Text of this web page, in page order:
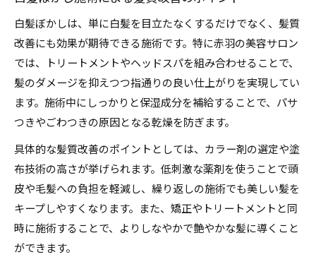
白髪ぼかしでストレスフリーな毎日を叶える
白髪ぼかし施術後の色持ちを高めるコツ
白髪ぼかしで繰り返し染めなくて済む理由
ストレスを感じにくい白髪ぼかしの特徴
白髪ぼかしは、単に白髪を目立たなくするだけでなく、髪質
改善にも効果が期待できる施術です。特に赤羽の美容サロン
では、トリートメントやヘッドスパを組み合わせることで、
髪のダメージを抑えつつ指通りの良い仕上がりを実現してい
ます。施術中にしっかりと保湿成分を補給することで、パサ
つきやごわつきの原因となる乾燥を防ぎます。
具体的な髪質改善のポイントとしては、カラー剤の選定や塗
布技術の高さが挙げられます。低刺激な薬剤を使うことで頭
皮や毛髪への負担を軽減し、繰り返しの施術でも美しい髪を
キープしやすくなります。また、矯正やトリートメントと同
時に施術することで、よりしなやかで艶やかな髪に導くこと
ができます。